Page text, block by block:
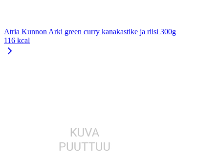
Atria Kunnon Arki green curry kanakastike ja riisi 300g
116 kcal